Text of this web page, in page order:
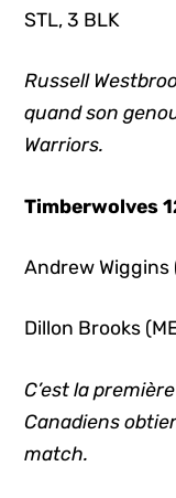
STL, 3 BLK
Russell
quand son
Warriors.
Timberwolves
Andrew Wiggins
Dillon Brooks
C’est la
Canadiens
match.